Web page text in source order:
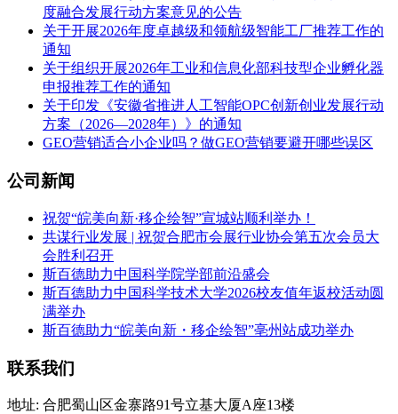
度融合发展行动方案意见的公告
关于开展2026年度卓越级和领航级智能工厂推荐工作的
通知
关于组织开展2026年工业和信息化部科技型企业孵化器
申报推荐工作的通知
关于印发《安徽省推进人工智能OPC创新创业发展行动
方案（2026—2028年）》的通知
GEO营销适合小企业吗？做GEO营销要避开哪些误区
公司新闻
祝贺“皖美向新·移企绘智”宣城站顺利举办！
共谋行业发展 | 祝贺合肥市会展行业协会第五次会员大
会胜利召开
斯百德助力中国科学院学部前沿盛会
斯百德助力中国科学技术大学2026校友值年返校活动圆
满举办
斯百德助力“皖美向新・移企绘智”亳州站成功举办
联系我们
地址: 合肥蜀山区金寨路91号立基大厦A座13楼